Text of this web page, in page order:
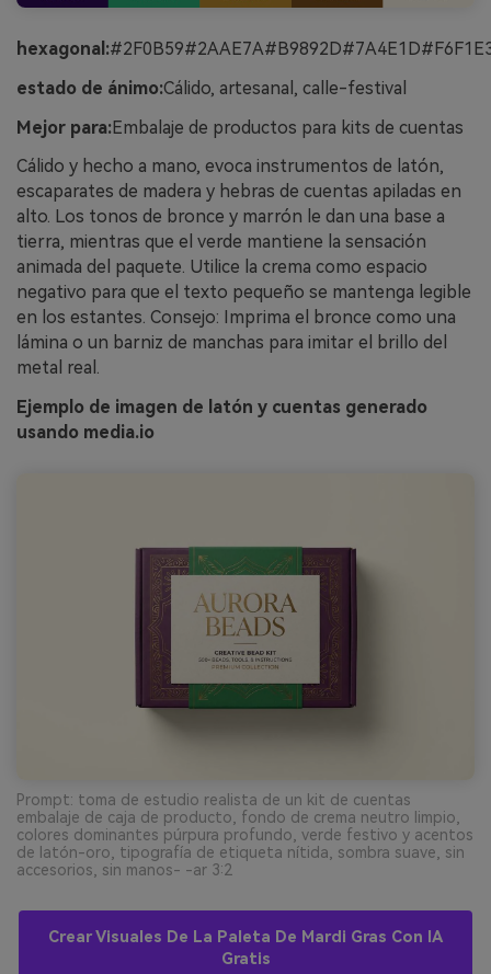
hexagonal:
estado de ánimo:Cálido, artesanal, calle-festival
Mejor para:Embalaje de productos para kits de cuentas
Cálido y hecho a mano, evoca instrumentos de latón,
escaparates de madera y hebras de cuentas apiladas en
alto. Los tonos de bronce y marrón le dan una base a
tierra, mientras que el verde mantiene la sensación
animada del paquete. Utilice la crema como espacio
negativo para que el texto pequeño se mantenga legible
en los estantes. Consejo: Imprima el bronce como una
lámina o un barniz de manchas para imitar el brillo del
metal real.
Ejemplo de imagen de latón y cuentas generado
usando media.io
Prompt: toma de estudio realista de un kit de cuentas
embalaje de caja de producto, fondo de crema neutro limpio,
colores dominantes púrpura profundo, verde festivo y acentos
de latón-oro, tipografía de etiqueta nítida, sombra suave, sin
accesorios, sin manos- -ar 3:2
Crear Visuales De La Paleta De Mardi Gras Con IA
Gratis